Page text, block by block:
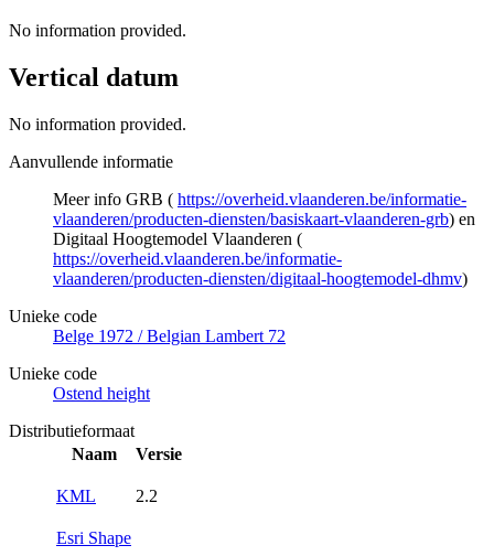
No information provided.
Vertical datum
No information provided.
Aanvullende informatie
Meer info GRB ( https://overheid.vlaanderen.be/informatie-
vlaanderen/producten-diensten/basiskaart-vlaanderen-grb) en
Digitaal Hoogtemodel Vlaanderen (
https://overheid.vlaanderen.be/informatie-
vlaanderen/producten-diensten/digitaal-hoogtemodel-dhmv)
Unieke code
Belge 1972 / Belgian Lambert 72
Unieke code
Ostend height
Distributieformaat
Naam
Versie
KML 2.2
Esri Shape